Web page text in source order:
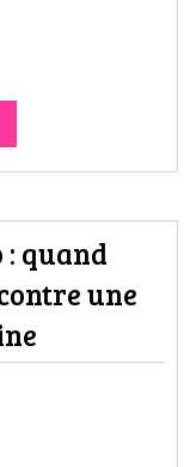
: quand
une